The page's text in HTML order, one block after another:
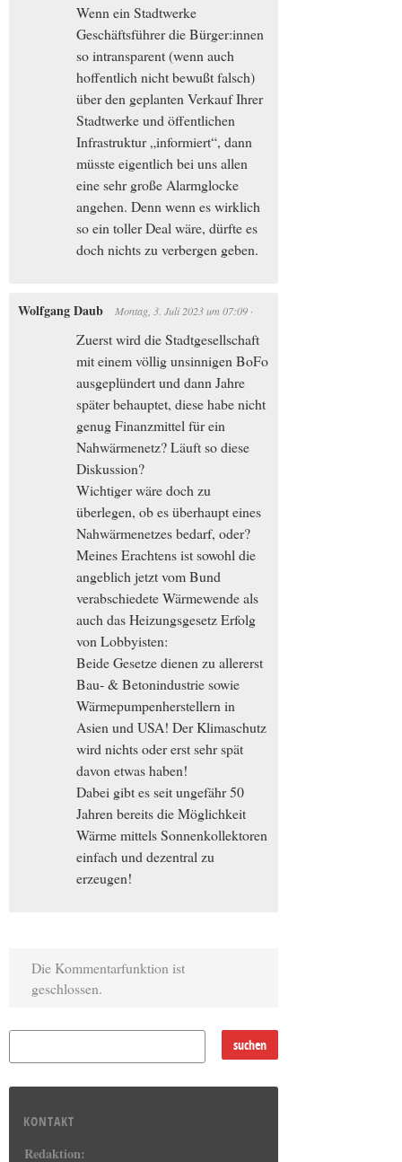
Wenn ein Stadtwerke
Geschäftsführer die Bürger:innen
so intransparent (wenn auch
hoffentlich nicht bewußt falsch)
über den geplanten Verkauf Ihrer
Stadtwerke und öffentlichen
Infrastruktur „informiert“, dann
müsste eigentlich bei uns allen
eine sehr große Alarmglocke
angehen. Denn wenn es wirklich
so ein toller Deal wäre, dürfte es
doch nichts zu verbergen geben.
Wolfgang Daub Montag, 3. Juli 2023um 07:09 ·
Zuerst wird die Stadtgesellschaft
mit einem völlig unsinnigen BoFo
ausgeplündert und dann Jahre
später behauptet, diese habe nicht
genug Finanzmittel für ein
Nahwärmenetz? Läuft so diese
Diskussion?
Wichtiger wäre doch zu
überlegen, ob es überhaupt eines
Nahwärmenetzes bedarf, oder?
Meines Erachtens ist sowohl die
angeblich jetzt vom Bund
verabschiedete Wärmewende als
auch das Heizungsgesetz Erfolg
von Lobbyisten:
Beide Gesetze dienen zu allererst
Bau- & Betonindustrie sowie
Wärmepumpenherstellern in
Asien und USA! Der Klimaschutz
wird nichts oder erst sehr spät
davon etwas haben!
Dabei gibt es seit ungefähr 50
Jahren bereits die Möglichkeit
Wärme mittels Sonnenkollektoren
einfach und dezentral zu
erzeugen!
Die Kommentarfunktion ist
geschlossen.
KONTAKT
Redaktion: